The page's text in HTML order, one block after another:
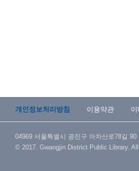
개인정보처리방침 이용약관
04969 서울특별시 광진구 아차산로78길
© 2017. Gwangjin District Public Library.